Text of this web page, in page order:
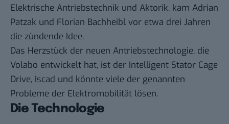
Elektrische Antriebstechnik und Aktorik, kam Adrian
Patzak und Florian Bachheibl vor etwa drei Jahren
die zündende Idee.
Das Herzstück der neuen Antriebstechnologie, die
Volabo entwickelt hat, ist der Intelligent Stator Cage
Drive, Iscad und könnte viele der genannten
Probleme der Elektromobilität lösen.
Die Technologie